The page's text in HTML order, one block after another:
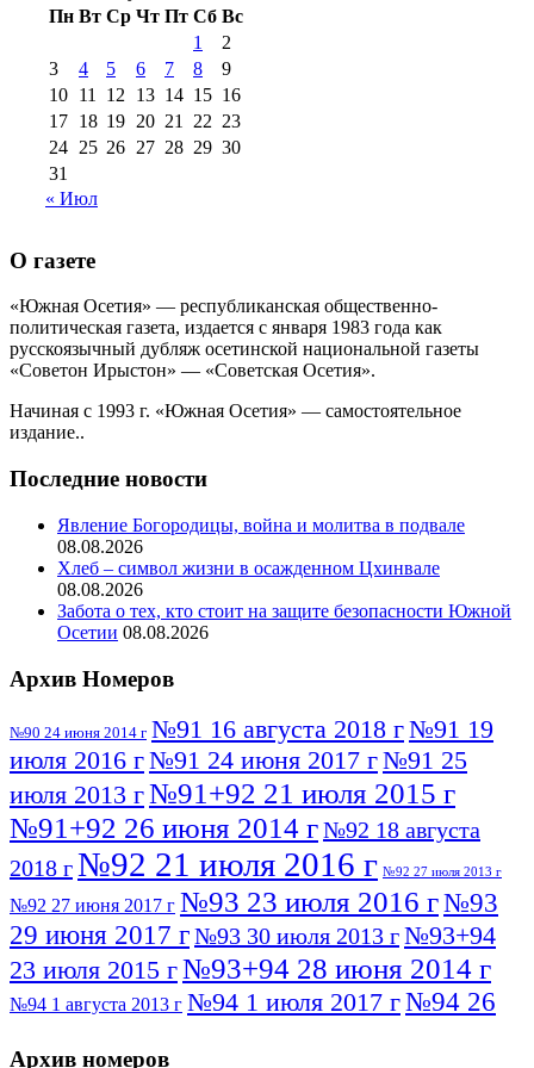
августа 2012 г(11)
августа 2013 г
(12)
Пн Вт Ср Чт Пт Сб Вс
1
2
3
4 5 6 7 8
9
10 11 12 13 14 15 16
17 18 19 20 21 22 23
24 25 26 27 28 29 30
31
« Июл
О газете
«Южная Осетия» — республиканская общественно-
политическая газета, издается с января 1983 года как
русскоязычный дубляж осетинской национальной газеты
«Советон Ирыстон» — «Советская Осетия».
Начиная с 1993 г. «Южная Осетия» — самостоятельное
издание..
Последние новости
Явление Богородицы, война и молитва в подвале
08.08.2026
Хлеб – символ жизни в осажденном Цхинвале
08.08.2026
Забота о тех, кто стоит на защите безопасности Южной
Осетии 08.08.2026
Архив Номеров
№90 24 июня 2014 г №91 16 августа 2018 г№91 19
июля 2016 г№91 24 июня 2017 г№91 25
июля 2013 г№91+92 21 июля 2015 г
№91+92 26 июня 2014 г№92 18 августа
2018 г№92 21 июля 2016 г №92 27 июля 2013 г
№92 27 июня 2017 г №93 23 июля 2016 г№93
29 июня 2017 г№93 30 июля 2013 г№93+94
23 июля 2015 г№93+94 28 июня 2014 г
№94 1 августа 2013 г №94 1 июля 2017 г№94 26
Архив номеров